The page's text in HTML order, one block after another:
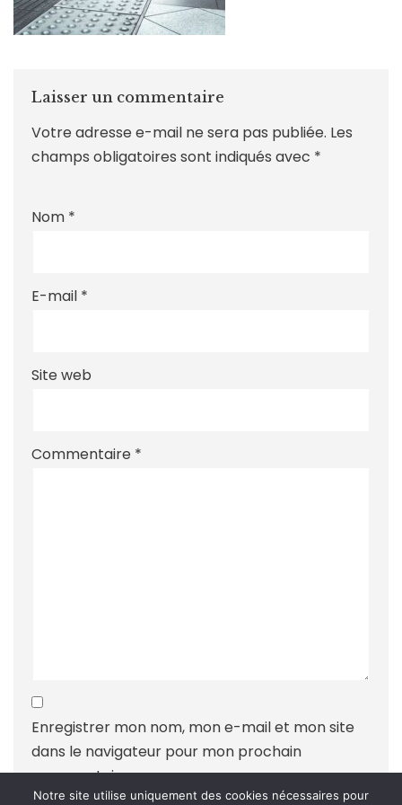
Laisser un commentaire
Votre adresse e-mail ne sera pas publiée. Les
champs obligatoires sont indiqués avec *
Nom *
E-mail *
Site web
Commentaire *
Enregistrer mon nom, mon e-mail et mon site
dans le navigateur pour mon prochain
commentaire.
Notre site utilise uniquement des cookies nécessaires pour